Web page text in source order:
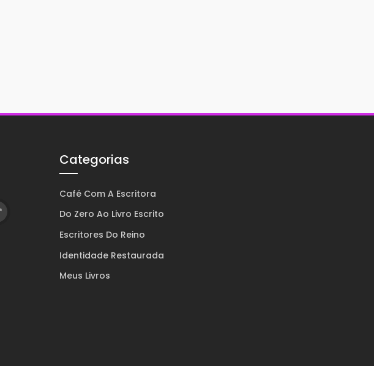
Categorias
Café Com A Escritora
Do Zero Ao Livro Escrito
Escritores Do Reino
Identidade Restaurada
Meus Livros